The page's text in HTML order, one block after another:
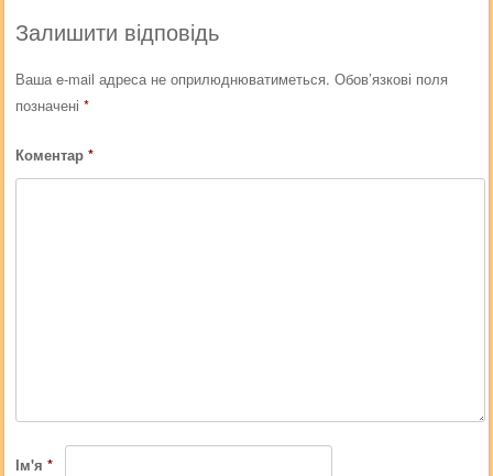
Залишити відповідь
Ваша e-mail адреса не оприлюднюватиметься. Обов’язкові поля
позначені *
Коментар *
Ім'я *